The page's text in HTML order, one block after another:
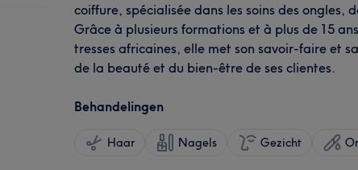
coiffure, spécialisée dans les soins des ongles,
Grâce à plusieurs formations et à plus de 15
tresses africaines, elle met son savoir-faire et
de la beauté et du bien-être de ses clientes.
Behandelingen
Haar Nagels Gezicht